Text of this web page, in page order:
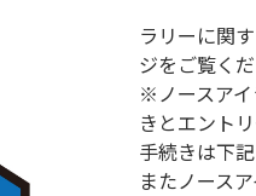
ラリーに関
ジをご覧くだ
※ノースア
きとエント
手続きは下
またノース